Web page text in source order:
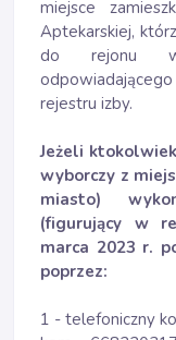
miejsce
Aptekarskiej,
do rejonu
rejestru izby.
Jeżeli
wyborczy z
miasto)
(figurujący w
marca 2023 r.
poprzez:
1 - telefoniczny